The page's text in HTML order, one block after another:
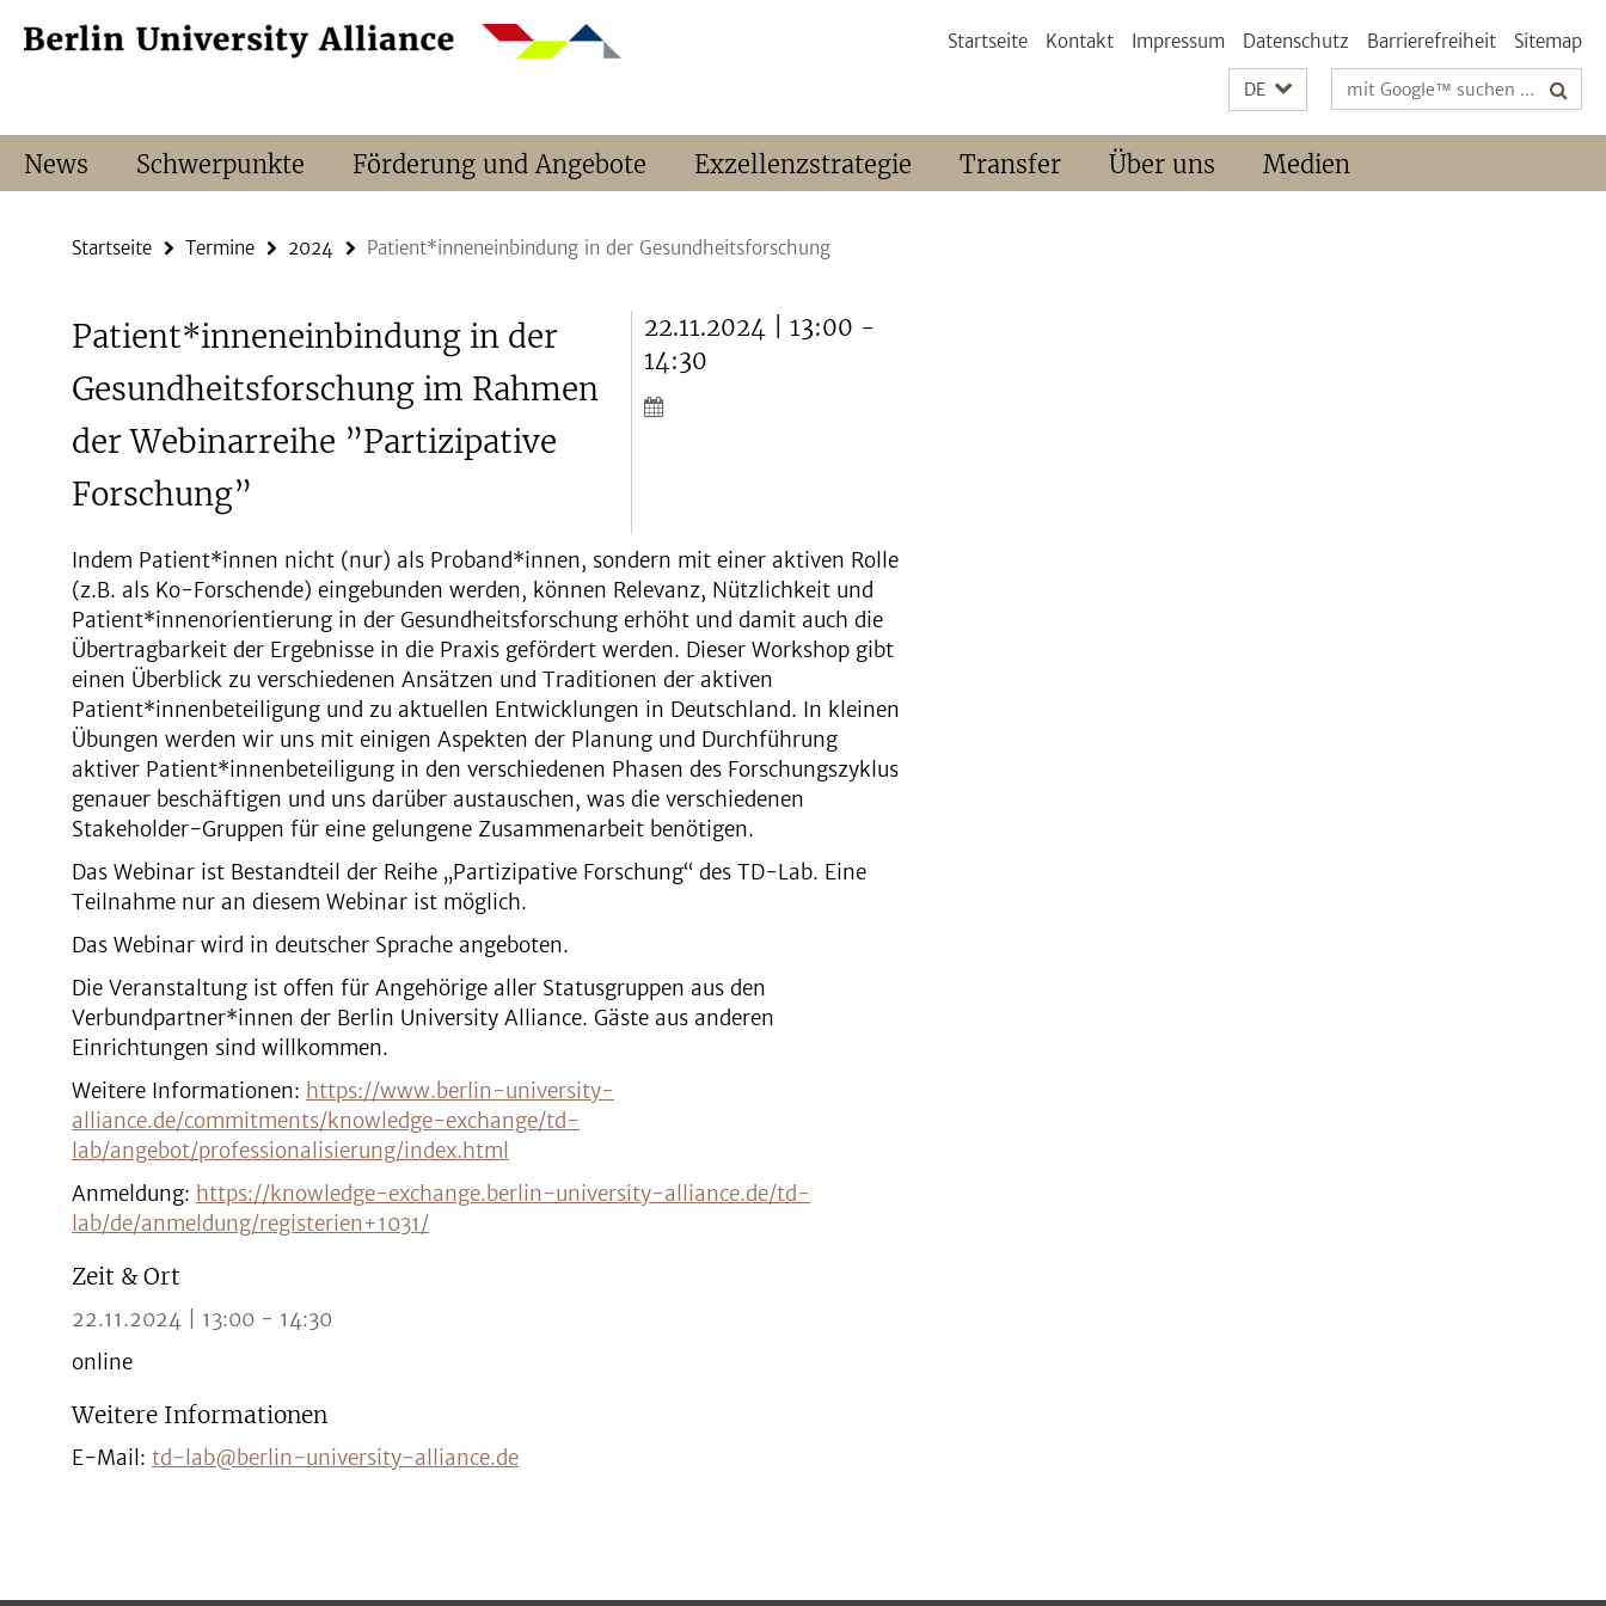
direkt
Service-
Startseite Kontakt Impressum Datenschutz Barrierefreiheit Sitemap
DE Suchbegriffe
News Schwerpunkte Förderung und Angebote Exzellenzstrategie Transfer Über uns Medien
Startseite Termine 2024 Patient*inneneinbindung in der Gesundheitsforschung
Patient*inneneinbindung in der
Gesundheitsforschung im Rahmen
der Webinarreihe ”Partizipative
Forschung”
22.11.2024 | 13:00 -
14:30
Indem Patient*innen nicht (nur) als Proband*innen, sondern mit einer aktiven Rolle
(z.B. als Ko-Forschende) eingebunden werden, können Relevanz, Nützlichkeit und
Patient*innenorientierung in der Gesundheitsforschung erhöht und damit auch die
Übertragbarkeit der Ergebnisse in die Praxis gefördert werden. Dieser Workshop gibt
einen Überblick zu verschiedenen Ansätzen und Traditionen der aktiven
Patient*innenbeteiligung und zu aktuellen Entwicklungen in Deutschland. In kleinen
Übungen werden wir uns mit einigen Aspekten der Planung und Durchführung
aktiver Patient*innenbeteiligung in den verschiedenen Phasen des Forschungszyklus
genauer beschäftigen und uns darüber austauschen, was die verschiedenen
Stakeholder-Gruppen für eine gelungene Zusammenarbeit benötigen.
Das Webinar ist Bestandteil der Reihe „Partizipative Forschung“ des TD-Lab. Eine
Teilnahme nur an diesem Webinar ist möglich.
Das Webinar wird in deutscher Sprache angeboten.
Die Veranstaltung ist offen für Angehörige aller Statusgruppen aus den
Verbundpartner*innen der Berlin University Alliance. Gäste aus anderen
Einrichtungen sind willkommen.
Weitere Informationen: https://www.berlin-university-
alliance.de/commitments/knowledge-exchange/td-
lab/angebot/professionalisierung/index.html
Anmeldung: https://knowledge-exchange.berlin-university-alliance.de/td-
lab/de/anmeldung/registerien+1031/
Zeit & Ort
22.11.2024 | 13:00 - 14:30
online
Weitere Informationen
E-Mail: td-lab@berlin-university-alliance.de